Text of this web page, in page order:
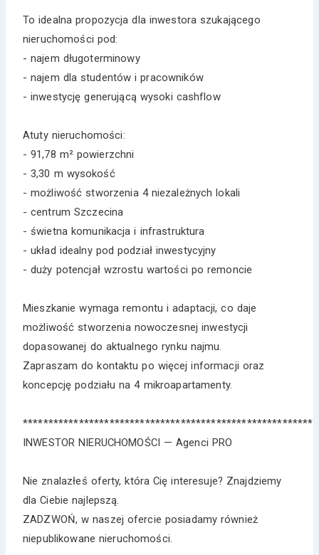
To idealna propozycja dla inwestora szukającego
nieruchomości pod:
- najem długoterminowy
- najem dla studentów i pracowników
- inwestycję generującą wysoki cashflow
Atuty nieruchomości:
- 91,78 m² powierzchni
- 3,30 m wysokość
- możliwość stworzenia 4 niezależnych lokali
- centrum Szczecina
- świetna komunikacja i infrastruktura
- układ idealny pod podział inwestycyjny
- duży potencjał wzrostu wartości po remoncie
Mieszkanie wymaga remontu i adaptacji, co daje
możliwość stworzenia nowoczesnej inwestycji
dopasowanej do aktualnego rynku najmu.
Zapraszam do kontaktu po więcej informacji oraz
koncepcję podziału na 4 mikroapartamenty.
*********************************************************
INWESTOR NIERUCHOMOŚCI — Agenci PRO
Nie znalazłeś oferty, która Cię interesuje? Znajdziemy
dla Ciebie najlepszą.
ZADZWOŃ, w naszej ofercie posiadamy również
niepublikowane nieruchomości.